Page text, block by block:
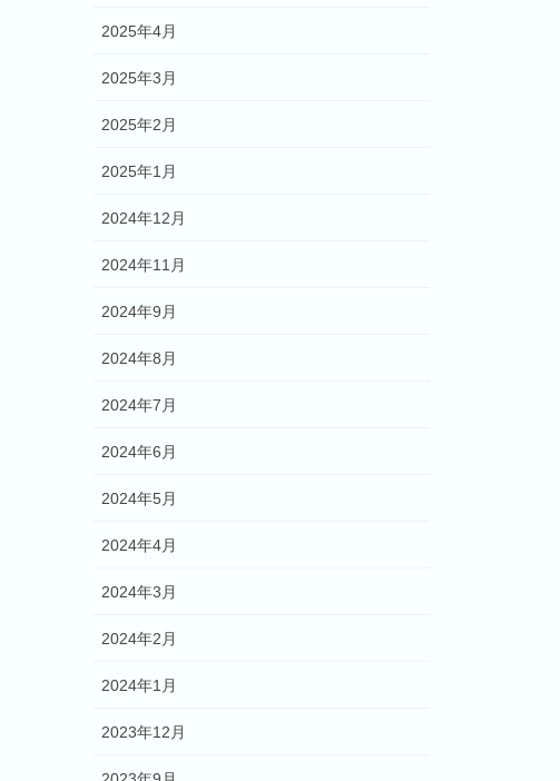
2025年4月
2025年3月
2025年2月
2025年1月
2024年12月
2024年11月
2024年9月
2024年8月
2024年7月
2024年6月
2024年5月
2024年4月
2024年3月
2024年2月
2024年1月
2023年12月